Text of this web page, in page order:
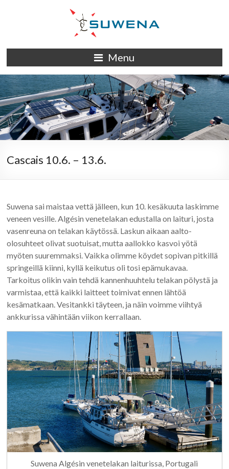
S/Y
Suwena
Menu
Cascais 10.6. – 13.6.
Suwena sai maistaa vettä jälleen, kun 10. kesäkuuta laskimme
veneen vesille. Algésin venetelakan edustalla on laituri, josta
vasenreuna on telakan käytössä. Laskun aikaan aalto-
olosuhteet olivat suotuisat, mutta aallokko kasvoi yötä
myöten suuremmaksi. Vaikka olimme köydet sopivan pitkillä
springeillä kiinni, kyllä keikutus oli tosi epämukavaa.
Tarkoitus olikin vain tehdä kannenhuuhtelu telakan pölystä ja
varmistaa, että kaikki laitteet toimivat ennen lähtöä
kesämatkaan. Vesitankki täyteen, ja näin voimme viihtyä
ankkurissa vähintään viikon kerrallaan.
Suwena Algésin venetelakan laiturissa, Portugali